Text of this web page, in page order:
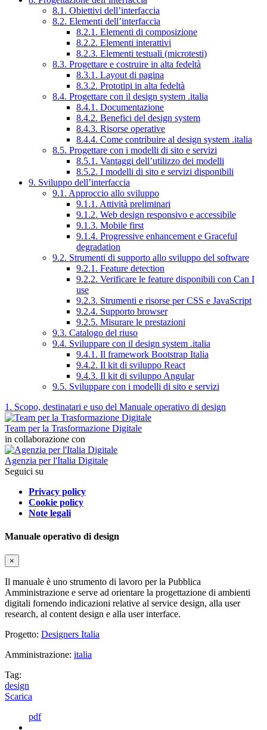
8.1. Obiettivi dell’interfaccia
8.2. Elementi dell’interfaccia
8.2.1. Elementi di composizione
8.2.2. Elementi interattivi
8.2.3. Elementi testuali (microtesti)
8.3. Progettare e costruire in alta fedeltà
8.3.1. Layout di pagina
8.3.2. Prototipi in alta fedeltà
8.4. Progettare con il design system .italia
8.4.1. Documentazione
8.4.2. Benefici del design system
8.4.3. Risorse operative
8.4.4. Come contribuire al design system .italia
8.5. Progettare con i modelli di sito e servizi
8.5.1. Vantaggi dell’utilizzo dei modelli
8.5.2. I modelli di sito e servizi disponibili
9. Sviluppo dell’interfaccia
9.1. Approccio allo sviluppo
9.1.1. Attività preliminari
9.1.2. Web design responsivo e accessibile
9.1.3. Mobile first
9.1.4. Progressive enhancement e Graceful
degradation
9.2. Strumenti di supporto allo sviluppo del software
9.2.1. Feature detection
9.2.2. Verificare le feature disponibili con Can I
use
9.2.3. Strumenti e risorse per CSS e JavaScript
9.2.4. Supporto browser
9.2.5. Misurare le prestazioni
9.3. Catalogo del riuso
9.4. Sviluppare con il design system .italia
9.4.1. Il framework Bootstrap Italia
9.4.2. Il kit di sviluppo React
9.4.3. Il kit di sviluppo Angular
9.5. Sviluppare con i modelli di sito e servizi
1. Scopo, destinatari e uso del Manuale operativo di design
Team per la Trasformazione Digitale
in collaborazione con
Agenzia per l'Italia Digitale
Seguici su
Privacy policy
Cookie policy
Note legali
Manuale operativo di design
×
Il manuale è uno strumento di lavoro per la Pubblica
Amministrazione e serve ad orientare la progettazione di ambienti
digitali fornendo indicazioni relative al service design, alla user
research, al content design e alla user interface.
Progetto: Designers Italia
Amministrazione: italia
Tag:
design
Scarica
pdf